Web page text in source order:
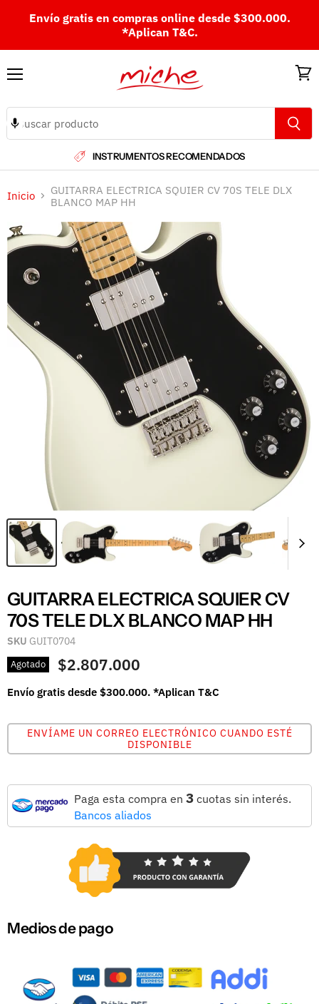
Envío gratis en compras online desde $300.000.
*Aplican T&C.
INSTRUMENTOS RECOMENDADOS
Inicio
GUITARRA ELECTRICA SQUIER CV 70S TELE DLX
BLANCO MAP HH
GUITARRA ELECTRICA SQUIER CV
70S TELE DLX BLANCO MAP HH
SKU GUIT0704
Agotado $2.807.000
Envío gratis desde $300.000. *Aplican T&C
ENVÍAME UN CORREO ELECTRÓNICO CUANDO ESTÉ
DISPONIBLE
Paga esta compra en 3 cuotas sin interés.
Bancos aliados
Medios de pago